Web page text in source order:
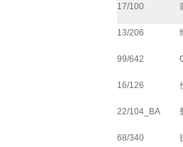
17/100
13/206
99/642
16/126
22/104_BA
68/340